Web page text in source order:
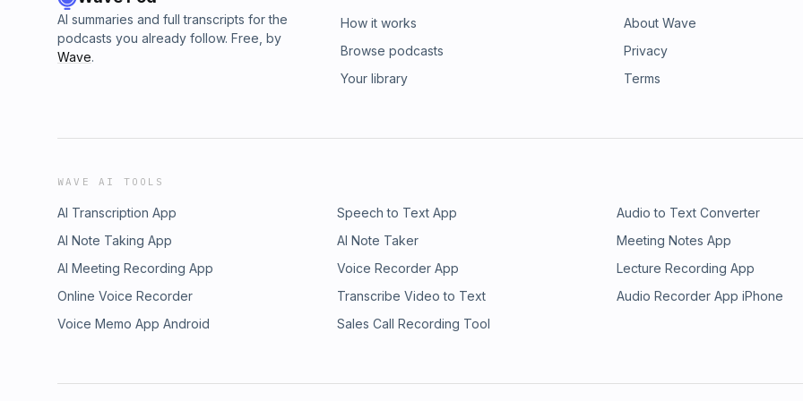
AI summaries and full transcripts for the
podcasts you already follow. Free, by
Wave.
How it works
Browse podcasts
Your library
About Wave
Privacy
Terms
WAVE AI TOOLS
AI Transcription App Speech to Text App Audio to Text Converter
AI Note Taking App
AI Note Taker Meeting Notes App
AI Meeting Recording App
Voice Recorder App Lecture Recording App
Online Voice Recorder
Transcribe Video to Text Audio Recorder App iPhone
Voice Memo App Android
Sales Call Recording Tool